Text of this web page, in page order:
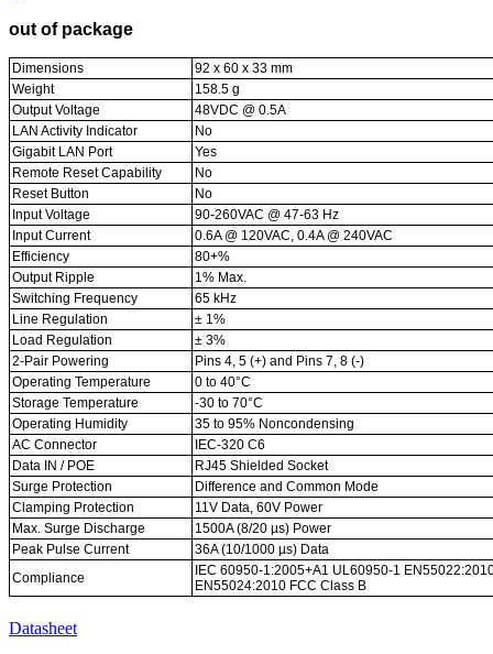
out of package
Dimensions
92 x 60 x 33 mm
Weight
158.5 g
Output Voltage
48VDC @ 0.5A
LAN Activity Indicator
No
Gigabit LAN Port
Yes
Remote Reset Capability
No
Reset Button
No
Input Voltage
90-260VAC @ 47-63 Hz
Input Current
0.6A @ 120VAC, 0.4A @ 240VAC
Efficiency
80+%
Output Ripple
1% Max.
Switching Frequency
65 kHz
Line Regulation
± 1%
Load Regulation
± 3%
2-Pair Powering
Pins 4, 5 (+) and Pins 7, 8 (-)
Operating Temperature
0 to 40°C
Storage Temperature
-30 to 70°C
Operating Humidity
35 to 95% Noncondensing
AC Connector
IEC-320 C6
Data IN / POE
RJ45 Shielded Socket
Surge Protection
Difference and Common Mode
Clamping Protection
11V Data, 60V Power
Max. Surge Discharge
1500A (8/20 µs) Power
Peak Pulse Current
36A (10/1000 µs) Data
Compliance
IEC 60950-1:2005+A1 UL60950-1
EN55024:2010 FCC Class B
Datasheet